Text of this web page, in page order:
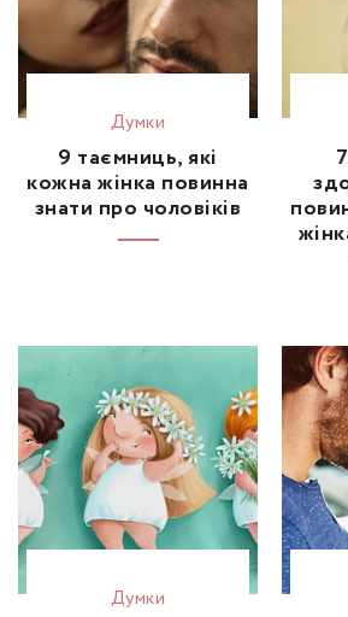
Думки
9 таємниць, які
кожна жінка повинна
знати про чоловіків
Думки